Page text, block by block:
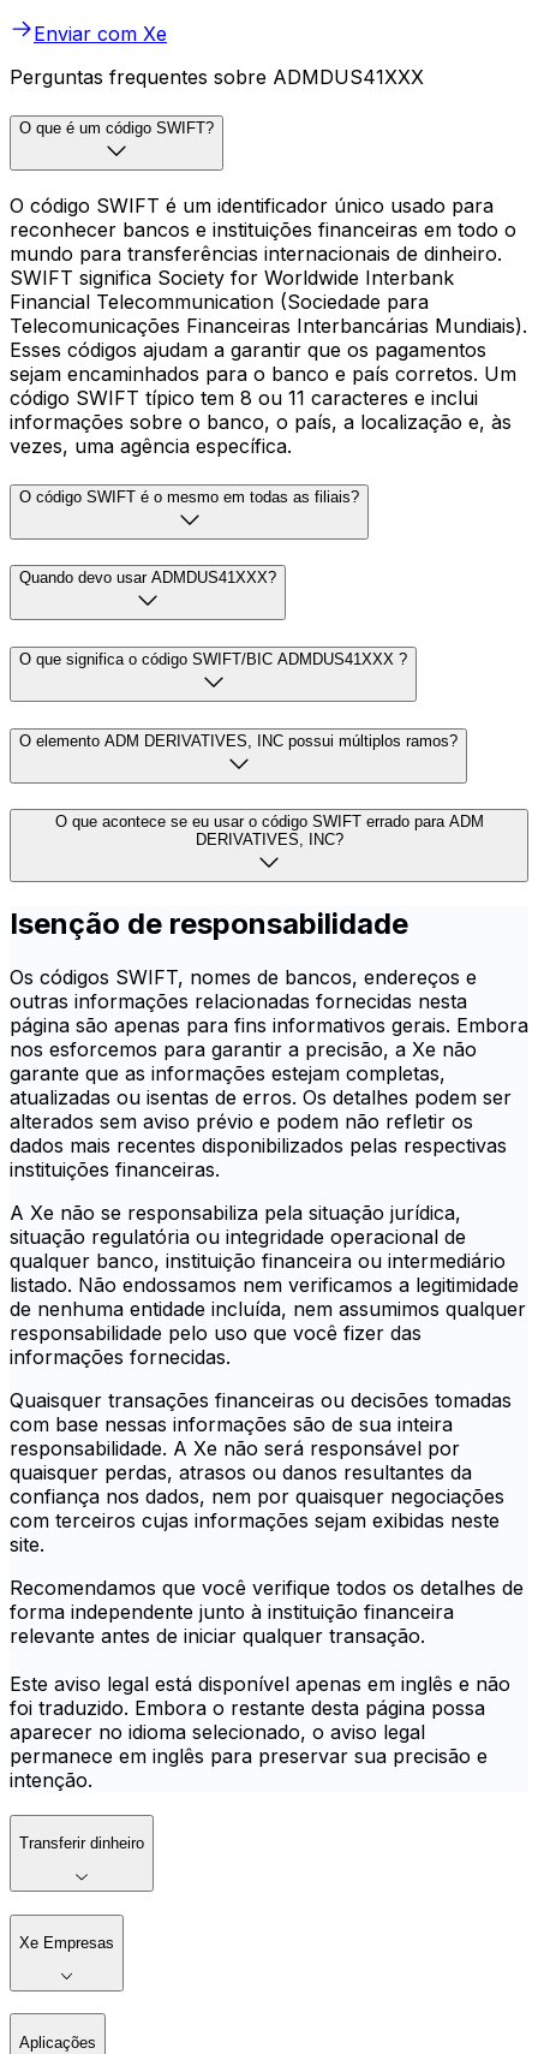
Enviar com Xe
Perguntas frequentes sobre ADMDUS41XXX
O que é um código SWIFT?
O código SWIFT é um identificador único usado para
reconhecer bancos e instituições financeiras em todo o
mundo para transferências internacionais de dinheiro.
SWIFT significa Society for Worldwide Interbank
Financial Telecommunication (Sociedade para
Telecomunicações Financeiras Interbancárias Mundiais).
Esses códigos ajudam a garantir que os pagamentos
sejam encaminhados para o banco e país corretos. Um
código SWIFT típico tem 8 ou 11 caracteres e inclui
informações sobre o banco, o país, a localização e, às
vezes, uma agência específica.
O código SWIFT é o mesmo em todas as filiais?
Quando devo usar ADMDUS41XXX?
O que significa o código SWIFT/BIC ADMDUS41XXX ?
O elemento ADM DERIVATIVES, INC possui múltiplos ramos?
O que acontece se eu usar o código SWIFT errado para ADM
DERIVATIVES, INC?
Isenção de responsabilidade
Os códigos SWIFT, nomes de bancos, endereços e
outras informações relacionadas fornecidas nesta
página são apenas para fins informativos gerais. Embora
nos esforcemos para garantir a precisão, a Xe não
garante que as informações estejam completas,
atualizadas ou isentas de erros. Os detalhes podem ser
alterados sem aviso prévio e podem não refletir os
dados mais recentes disponibilizados pelas respectivas
instituições financeiras.
A Xe não se responsabiliza pela situação jurídica,
situação regulatória ou integridade operacional de
qualquer banco, instituição financeira ou intermediário
listado. Não endossamos nem verificamos a legitimidade
de nenhuma entidade incluída, nem assumimos qualquer
responsabilidade pelo uso que você fizer das
informações fornecidas.
Quaisquer transações financeiras ou decisões tomadas
com base nessas informações são de sua inteira
responsabilidade. A Xe não será responsável por
quaisquer perdas, atrasos ou danos resultantes da
confiança nos dados, nem por quaisquer negociações
com terceiros cujas informações sejam exibidas neste
site.
Recomendamos que você verifique todos os detalhes de
forma independente junto à instituição financeira
relevante antes de iniciar qualquer transação.
Este aviso legal está disponível apenas em inglês e não
foi traduzido. Embora o restante desta página possa
aparecer no idioma selecionado, o aviso legal
permanece em inglês para preservar sua precisão e
intenção.
Transferir dinheiro
Xe Empresas
Aplicações